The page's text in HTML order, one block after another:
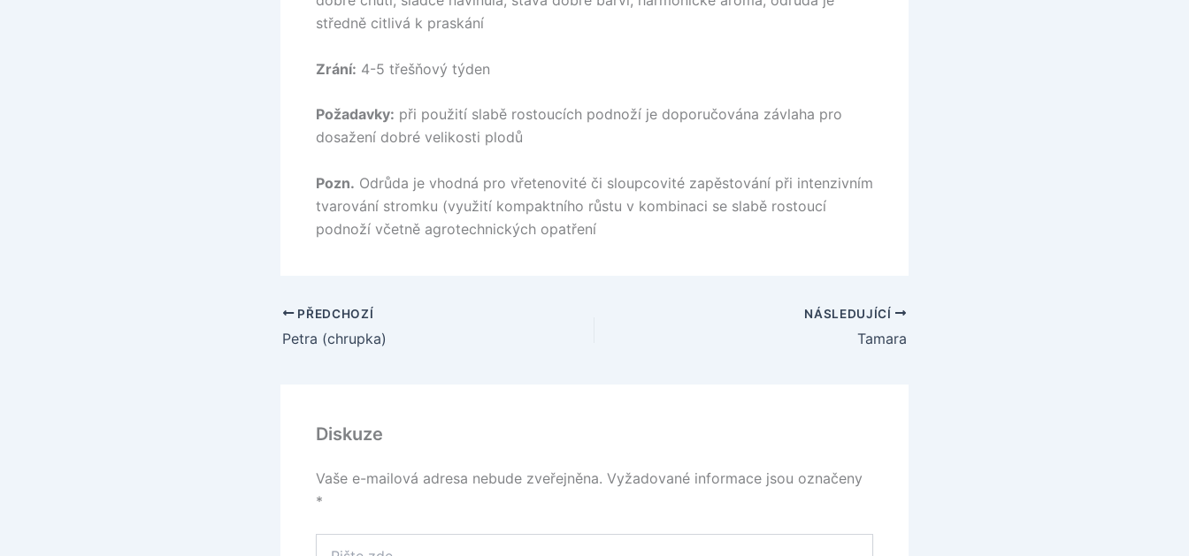
středně citlivá k praskání
Zrání: 4-5 třešňový týden
Požadavky: při použití slabě rostoucích podnoží je doporučována závlaha pro
dosažení dobré velikosti plodů
Pozn. Odrůda je vhodná pro vřetenovité či sloupcovité zapěstování při intenzivním
tvarování stromku (využití kompaktního růstu v kombinaci se slabě rostoucí
podnoží včetně agrotechnických opatření
PŘEDCHOZÍ
Petra (chrupka)
NÁSLEDUJÍCÍ
Tamara
Diskuze
Vaše e-mailová adresa nebude zveřejněna. Vyžadované informace jsou označeny
*